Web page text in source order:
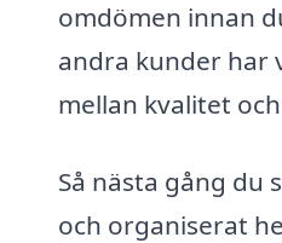
omdömen innan
andra kunder har
mellan kvalitet
Så nästa gång
och organiserat